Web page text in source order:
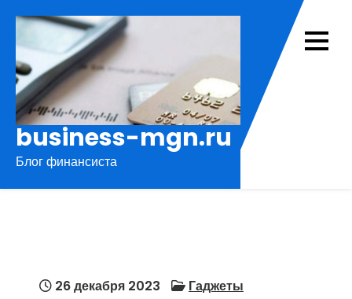
содержимому
business-mgn.ru
Блог финансиста
26 декабря 2023 Гаджеты